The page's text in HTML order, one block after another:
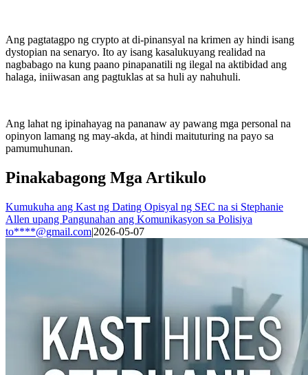
Ang pagtatagpo ng crypto at di-pinansyal na krimen ay hindi isang
dystopian na senaryo. Ito ay isang kasalukuyang realidad na
nagbabago na kung paano pinapanatili ng ilegal na aktibidad ang
halaga, iniiwasan ang pagtuklas at sa huli ay nahuhuli.
Ang lahat ng ipinahayag na pananaw ay pawang mga personal na
opinyon lamang ng may-akda, at hindi maituturing na payo sa
pamumuhunan.
Pinakabagong Mga Artikulo
Kumukuha ang Kast ng Dating Opisyal ng SEC na si Stephanie
Allen upang Pangunahan ang Komunikasyon sa Polisiya
to****@gmail.com|2026-05-07